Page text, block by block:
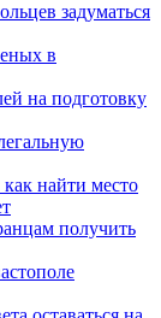
задуматься
в
на подготовку
найти место
получить